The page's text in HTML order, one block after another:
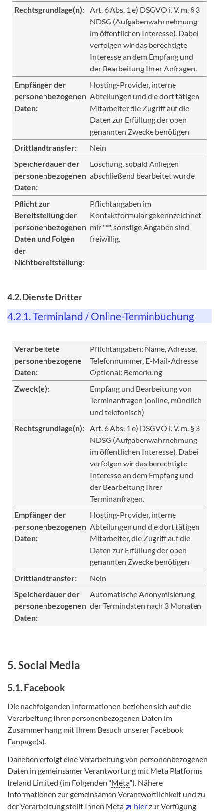
Rechtsgrundlage(n):
Art. 6 Abs. 1 e) DSGVO i. V. m. § 3
NDSG (Aufgabenwahrnehmung
im öffentlichen Interesse). Dabei
verfolgen wir das berechtigte
Interesse an dem Empfang und
der Bearbeitung Ihrer Anfragen.
Empfänger der
personenbezogenen
Daten:
Hosting-Provider, interne
Abteilungen und die dort tätigen
Mitarbeiter die Zugriff auf die
Daten zur Erfüllung der oben
genannten Zwecke benötigen
Drittlandtransfer:
Nein
Speicherdauer der
personenbezogenen
Daten:
Löschung, sobald Anliegen
abschließend bearbeitet wurde
Pflicht zur
Bereitstellung der
personenbezogenen
Daten und Folgen
der
Nichtbereitstellung:
Pflichtangaben im
Kontaktformular gekennzeichnet
mir "*", sonstige Angaben sind
freiwillig.
4.2. Dienste Dritter
4.2.1. Terminland / Online-Terminbuchung
Verarbeitete
personenbezogene
Daten:
Pflichtangaben: Name, Adresse,
Telefonnummer, E-Mail-Adresse
Optional: Bemerkung
Zweck(e):
Empfang und Bearbeitung von
Terminanfragen (online, mündlich
und telefonisch)
Rechtsgrundlage(n):
Art. 6 Abs. 1 e) DSGVO i. V. m. § 3
NDSG (Aufgabenwahrnehmung
im öffentlichen Interesse). Dabei
verfolgen wir das berechtigte
Interesse an dem Empfang und
der Bearbeitung Ihrer
Terminanfragen.
Empfänger der
personenbezogenen
Daten:
Hosting-Provider, interne
Abteilungen und die dort tätigen
Mitarbeiter, die Zugriff auf die
Daten zur Erfüllung der oben
genannten Zwecke benötigen
Drittlandtransfer:
Nein
Speicherdauer der
personenbezogenen
Daten:
Automatische Anonymisierung
der Termindaten nach 3 Monaten
5. Social Media
5.1. Facebook
Die nachfolgenden Informationen beziehen sich auf die
Verarbeitung Ihrer personenbezogenen Daten im
Zusammenhang mit Ihrem Besuch unserer Facebook
Fanpage(s).
Daneben erfolgt eine Verarbeitung von personenbezogenen
Daten in gemeinsamer Verantwortung mit Meta Platforms
Ireland Limited (im Folgenden "Meta"). Nähere
Informationen zur gemeinsamen Verantwortlichkeit und zu
der Verarbeitung stellt Ihnen Meta hierzur Verfügung.